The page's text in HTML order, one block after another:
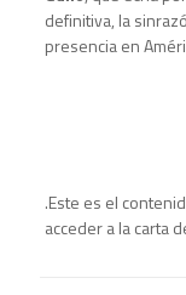
definitiva, la
presencia en
.Este es el
acceder a la carta